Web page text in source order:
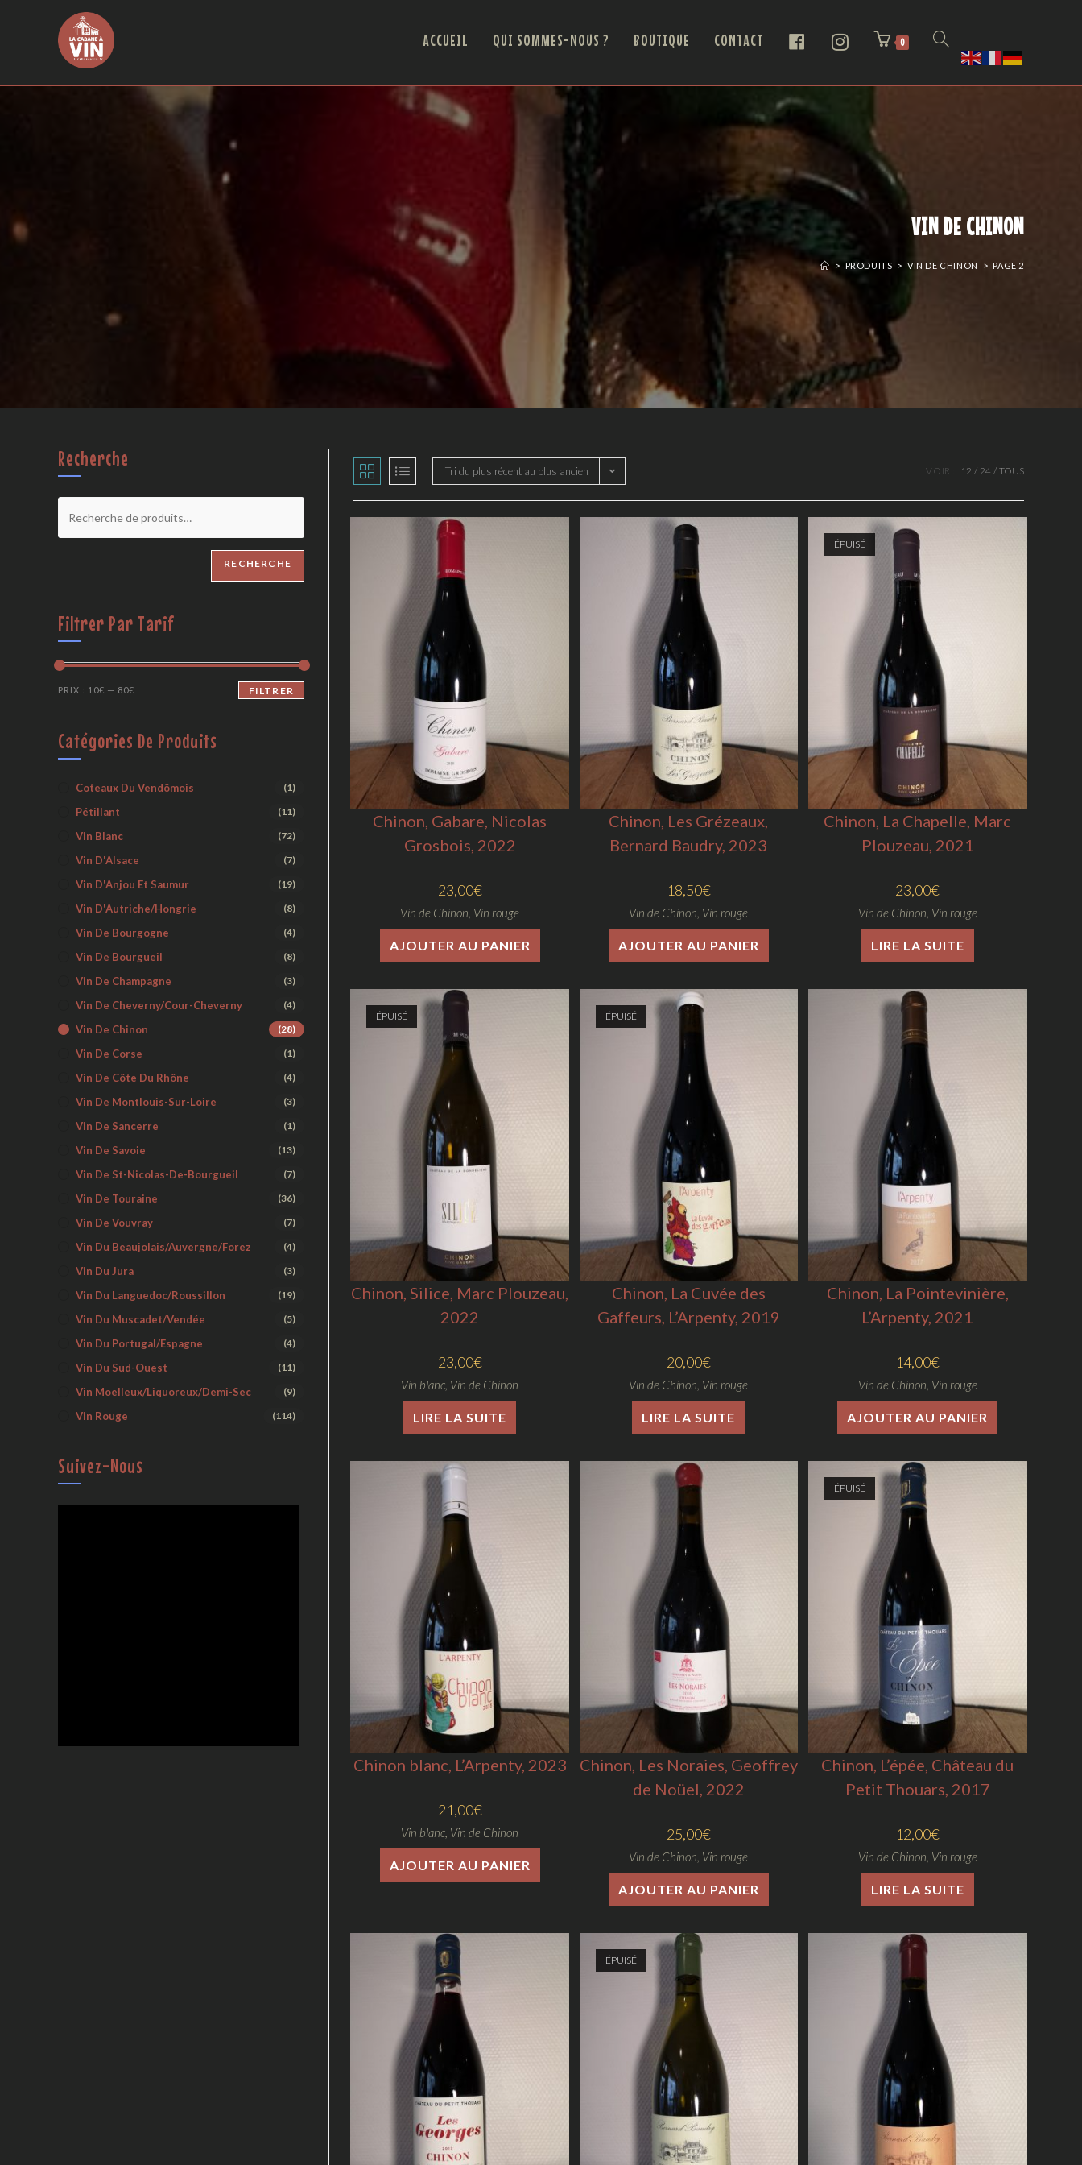
ACCUEIL QUI SOMMES-NOUS ? BOUTIQUE CONTACT 0
VIN DE CHINON
> PRODUITS > VIN DE CHINON > PAGE 2
Tri du plus récent au plus ancien VOIR : 12 24 TOUS
Chinon, Gabare, Nicolas
Grosbois, 2022
23,00€
Vin de Chinon, Vin rouge
AJOUTER AU PANIER
Chinon, Les Grézeaux,
Bernard Baudry, 2023
18,50€
Vin de Chinon, Vin rouge
AJOUTER AU PANIER
ÉPUISÉ
Chinon, La Chapelle, Marc
Plouzeau, 2021
23,00€
Vin de Chinon, Vin rouge
LIRE LA SUITE
ÉPUISÉ
Chinon, Silice, Marc Plouzeau,
2022
23,00€
Vin blanc, Vin de Chinon
LIRE LA SUITE
ÉPUISÉ
Chinon, La Cuvée des
Gaffeurs, L’Arpenty, 2019
20,00€
Vin de Chinon, Vin rouge
LIRE LA SUITE
Chinon, La Pointevinière,
L’Arpenty, 2021
14,00€
Vin de Chinon, Vin rouge
AJOUTER AU PANIER
Chinon blanc, L’Arpenty, 2023
21,00€
Vin blanc, Vin de Chinon
AJOUTER AU PANIER
Chinon, Les Noraies, Geoffrey
de Noüel, 2022
25,00€
Vin de Chinon, Vin rouge
AJOUTER AU PANIER
ÉPUISÉ
Chinon, L’épée, Château du
Petit Thouars, 2017
12,00€
Vin de Chinon, Vin rouge
LIRE LA SUITE
ÉPUISÉ
Recherche
RECHERCHE
Filtrer Par Tarif
FILTRER
PRIX : 10€ — 80€
Catégories De Produits
Coteaux Du Vendômois (1)
Pétillant (11)
Vin Blanc (72)
Vin D'Alsace (7)
Vin D'Anjou Et Saumur (19)
Vin D'Autriche/Hongrie (8)
Vin De Bourgogne (4)
Vin De Bourgueil (8)
Vin De Champagne (3)
Vin De Cheverny/Cour-Cheverny (4)
Vin De Chinon (28)
Vin De Corse (1)
Vin De Côte Du Rhône (4)
Vin De Montlouis-Sur-Loire (3)
Vin De Sancerre (1)
Vin De Savoie (13)
Vin De St-Nicolas-De-Bourgueil (7)
Vin De Touraine (36)
Vin De Vouvray (7)
Vin Du Beaujolais/Auvergne/Forez (4)
Vin Du Jura (3)
Vin Du Languedoc/Roussillon (19)
Vin Du Muscadet/Vendée (5)
Vin Du Portugal/Espagne (4)
Vin Du Sud-Ouest (11)
Vin Moelleux/liquoreux/demi-Sec (9)
Vin Rouge (114)
Suivez-Nous